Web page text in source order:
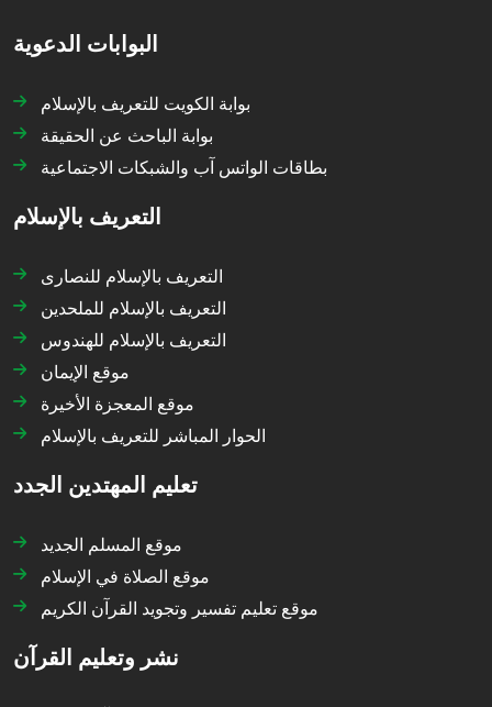
البوابات الدعوية
بوابة الكويت للتعريف بالإسلام
بوابة الباحث عن الحقيقة
بطاقات الواتس آب والشبكات الاجتماعية
التعريف بالإسلام
التعريف بالإسلام للنصارى
التعريف بالإسلام للملحدين
التعريف بالإسلام للهندوس
موقع الإيمان
موقع المعجزة الأخيرة
الحوار المباشر للتعريف بالإسلام
تعليم المهتدين الجدد
موقع المسلم الجديد
موقع الصلاة في الإسلام
موقع تعليم تفسير وتجويد القرآن الكريم
نشر وتعليم القرآن